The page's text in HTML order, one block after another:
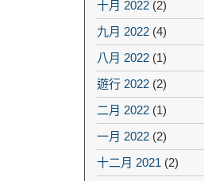
十月 2022 (2)
九月 2022 (4)
八月 2022 (1)
遊行 2022 (2)
二月 2022 (1)
一月 2022 (2)
十二月 2021 (2)